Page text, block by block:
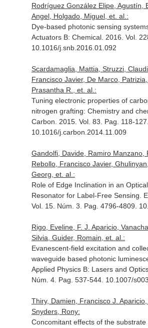
Rodríguez González Elipe, Agustín,
Angel, Holgado, Miguel, et. al.:
Dye-based photonic sensing
Actuators B: Chemical. 2016. Vol.
10.1016/j.snb.2016.01.092
Scardamaglia, Mattia, Struzzi,
Francisco Javier, De Marco, Patrizia,
Prasantha R., et. al.:
Tuning electronic properties of
nitrogen grafting: Chemistry and
Carbon . 2015. Vol. 83. Pag. 118-127.
10.1016/j.carbon.2014.11.009
Gandolfi, Davide, Ramiro Manzano,
Rebollo, Francisco Javier,
Georg, et. al.:
Role of Edge Inclination in an
Resonator for Label-Free Sensing.
Vol. 15. Núm. 3. Pag. 4796-4809.
Rigo, Eveline, F. J. Aparicio,
Silvia, Guider, Romain, et. al.:
Evanescent-field excitation and
waveguide based photonic
Applied Physics B: Lasers and
Núm. 4. Pag. 537-544. 10.1007/
Thiry, Damien, Francisco J. Aparicio,
Snyders, Rony:
Concomitant effects of the